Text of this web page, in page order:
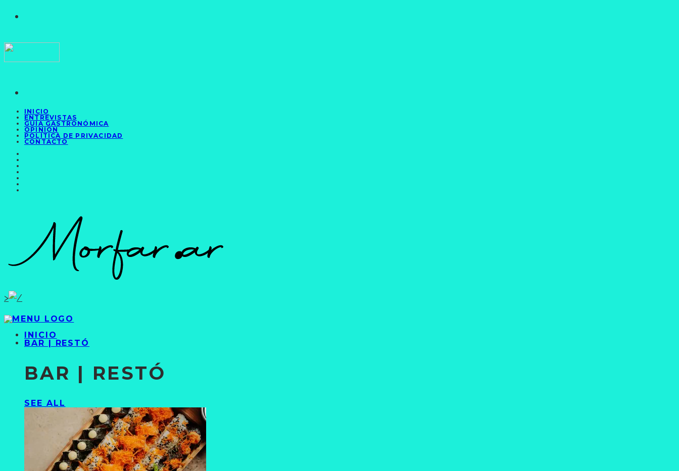
INICIO
ENTREVISTAS
GUÍA GASTRONÓMICA
OPINIÓN
POLÍTICA DE PRIVACIDAD
CONTACTO
>
INICIO
BAR | RESTÓ
BAR | RESTÓ
SEE ALL